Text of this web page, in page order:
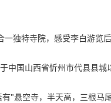
特寺院，感受李白游览后
国山西省忻州市代县县
"悬空寺，半天高，三根